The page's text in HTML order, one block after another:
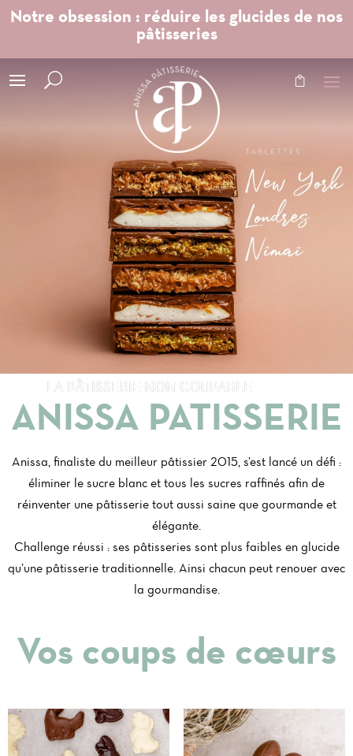
Notre obsession : réduire les glucides de nos
pâtisseries
LA PÂTISSERIE NON COUPABLE
ANISSA PATISSERIE
Anissa, finaliste du meilleur pâtissier 2015, s’est lancé un défi :
éliminer le sucre blanc et tous les sucres raffinés afin de
réinventer une pâtisserie tout aussi saine que gourmande et
élégante.
Challenge réussi : ses pâtisseries sont plus faibles en glucide
qu’une pâtisserie traditionnelle. Ainsi chacun peut renouer avec
la gourmandise.
Vos coups de cœurs